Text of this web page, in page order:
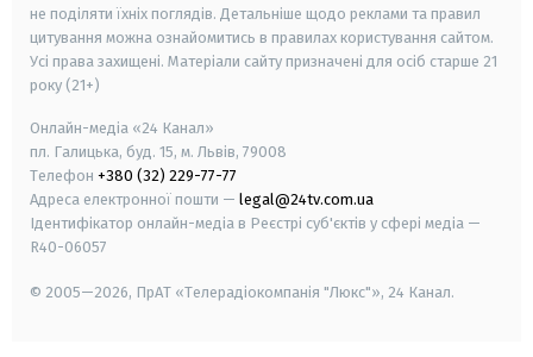
не поділяти їхніх поглядів. Детальніше щодо реклами та правил
цитування можна ознайомитись в правилах користування сайтом.
Усі права захищені. Матеріали сайту призначені для осіб старше 21
року (21+)
Онлайн-медіа «24 Канал»
пл. Галицька, буд. 15, м. Львів, 79008
Телефон +380 (32) 229-77-77
Адреса електронної пошти — legal@24tv.com.ua
Ідентифікатор онлайн-медіа в Реєстрі суб'єктів у сфері медіа —
R40-06057
© 2005—2026, ПрАТ «Телерадіокомпанія "Люкс"», 24 Канал.